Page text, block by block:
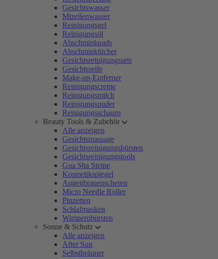
Gesichtswasser
Mizellenwasser
Reinigungsgel
Reinigungsöl
Abschminkpads
Abschminktücher
Gesichtsreinigungssets
Gesichtsseife
Make-up-Entferner
Reinigungscreme
Reinigungsmilch
Reinigungspuder
Reinigungsschaum
Beauty Tools & Zubehör
Alle anzeigen
Gesichtsmassage
Gesichtsreinigungsbürsten
Gesichtsreinigungstools
Gua Sha Steine
Kosmetikspiegel
Augenbrauenscheren
Micro Needle Roller
Pinzetten
Schlafmasken
Wimpernbürsten
Sonne & Schutz
Alle anzeigen
After Sun
Selbstbräuner